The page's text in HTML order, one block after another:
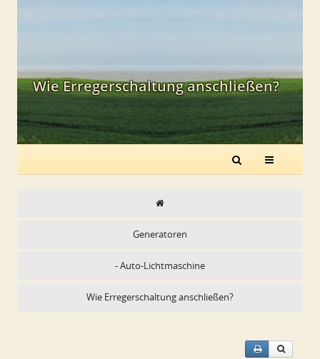
Wie Erregerschaltung anschließen?
Generatoren
- Auto-Lichtmaschine
Wie Erregerschaltung anschließen?